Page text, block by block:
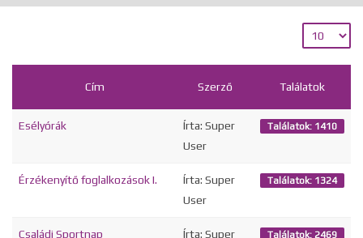
Cím Szerző Találatok
Esélyórák
Írta: Super
User
Találatok: 1410
Érzékenyítő foglalkozások I.
Írta: Super
User
Találatok: 1324
Családi Sportnap
Írta: Super
Találatok: 2469